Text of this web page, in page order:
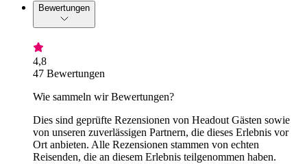
Bewertungen
4,8
47 Bewertungen
Wie sammeln wir Bewertungen?
Dies sind geprüfte Rezensionen von Headout Gästen sowie
von unseren zuverlässigen Partnern, die dieses Erlebnis vor
Ort anbieten. Alle Rezensionen stammen von echten
Reisenden, die an diesem Erlebnis teilgenommen haben.